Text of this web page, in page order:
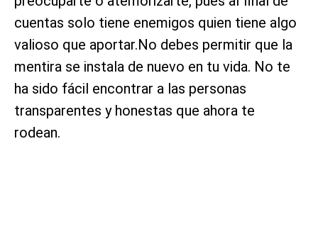
cuentas solo tiene enemigos quien tiene algo
valioso que aportar.No debes permitir que la
mentira se instala de nuevo en tu vida. No te
ha sido fácil encontrar a las personas
transparentes y honestas que ahora te
rodean.